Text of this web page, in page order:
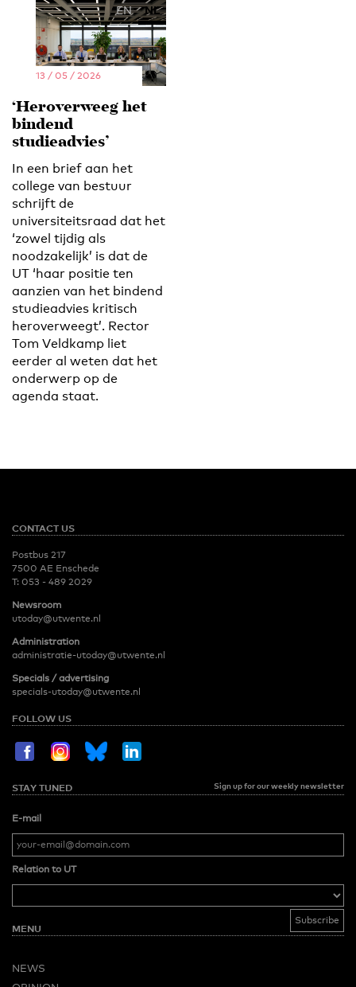
EN NL
13 / 05 / 2026
‘Heroverweeg het
bindend
studieadvies’
In een brief aan het
college van bestuur
schrijft de
universiteitsraad dat het
‘zowel tijdig als
noodzakelijk’ is dat de
UT ‘haar positie ten
aanzien van het bindend
studieadvies kritisch
heroverweegt’. Rector
Tom Veldkamp liet
eerder al weten dat het
onderwerp op de
agenda staat.
CONTACT US
Postbus 217
7500 AE Enschede
T: 053 - 489 2029
Newsroom
utoday@utwente.nl
Administration
administratie-utoday@utwente.nl
Specials / advertising
specials-utoday@utwente.nl
FOLLOW US
STAY TUNED Sign up for our weekly newsletter
E-mail
Relation to UT
MENU
NEWS